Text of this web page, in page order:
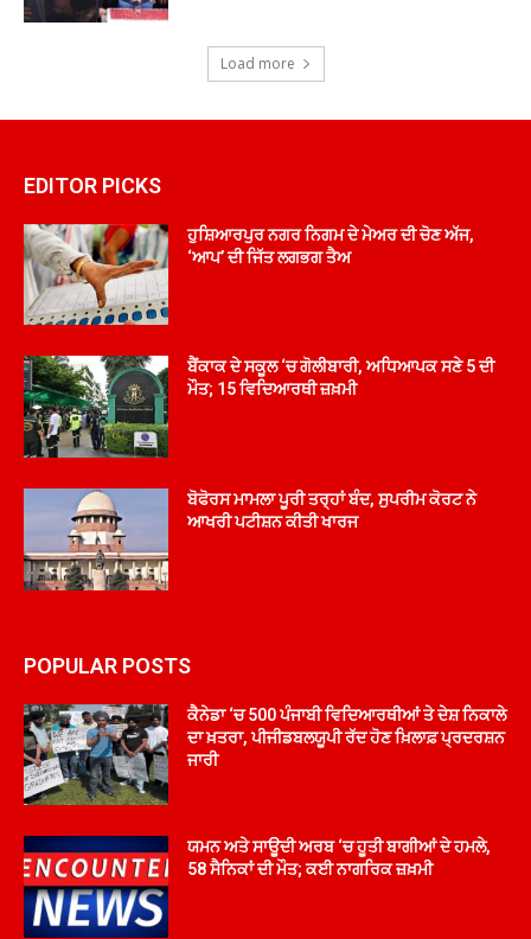
Load more
EDITOR PICKS
ਹੁਸ਼ਿਆਰਪੁਰ ਨਗਰ ਨਿਗਮ ਦੇ ਮੇਅਰ ਦੀ ਚੋਣ ਅੱਜ,
‘ਆਪ’ ਦੀ ਜਿੱਤ ਲਗਭਗ ਤੈਅ
ਬੈਂਕਾਕ ਦੇ ਸਕੂਲ ‘ਚ ਗੋਲੀਬਾਰੀ, ਅਧਿਆਪਕ ਸਣੇ 5 ਦੀ
ਮੌਤ; 15 ਵਿਦਿਆਰਥੀ ਜ਼ਖ਼ਮੀ
ਬੋਫੋਰਸ ਮਾਮਲਾ ਪੂਰੀ ਤਰ੍ਹਾਂ ਬੰਦ, ਸੁਪਰੀਮ ਕੋਰਟ ਨੇ
ਆਖਰੀ ਪਟੀਸ਼ਨ ਕੀਤੀ ਖਾਰਜ
POPULAR POSTS
ਕੈਨੇਡਾ ‘ਚ 500 ਪੰਜਾਬੀ ਵਿਦਿਆਰਥੀਆਂ ਤੇ ਦੇਸ਼ ਨਿਕਾਲੇ
ਦਾ ਖ਼ਤਰਾ, ਪੀਜੀਡਬਲਯੂਪੀ ਰੱਦ ਹੋਣ ਖ਼ਿਲਾਫ਼ ਪ੍ਰਦਰਸ਼ਨ
ਜਾਰੀ
ਯਮਨ ਅਤੇ ਸਾਊਦੀ ਅਰਬ ‘ਚ ਹੂਤੀ ਬਾਗੀਆਂ ਦੇ ਹਮਲੇ,
58 ਸੈਨਿਕਾਂ ਦੀ ਮੌਤ; ਕਈ ਨਾਗਰਿਕ ਜ਼ਖ਼ਮੀ